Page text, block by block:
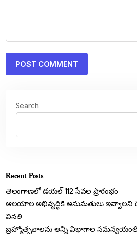
Search
Recent Posts
తెలంగాణలో డయల్‌ 112 సేవల ప్రారంభం
ఆలయాల అభివృద్ధికి అనుమతులు
వినతి
బ్రహ్మోత్సవాలను అన్ని విభాగాల